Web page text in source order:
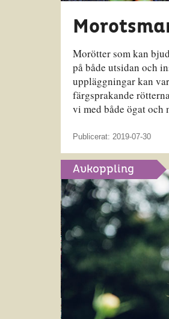
Morötter som kan
på både utsidan och
uppläggningar kan
färgsprakande
vi med både ögat och
Publicerat: 2019-07-30
Avkoppling